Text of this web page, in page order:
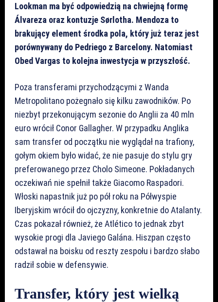
Lookman ma być odpowiedzią na chwiejną formę
Álvareza oraz kontuzje Sørlotha. Mendoza to
brakujący element środka pola, który już teraz jest
porównywany do Pedriego z Barcelony. Natomiast
Obed Vargas to kolejna inwestycja w przyszłość.
Poza transferami przychodzącymi z Wanda
Metropolitano pożegnało się kilku zawodników. Po
niezbyt przekonującym sezonie do Anglii za 40 mln
euro wrócił Conor Gallagher. W przypadku Anglika
sam transfer od początku nie wyglądał na trafiony,
gołym okiem było widać, że nie pasuje do stylu gry
preferowanego przez Cholo Simeone. Pokładanych
oczekiwań nie spełnił także Giacomo Raspadori.
Włoski napastnik już po pół roku na Półwyspie
Iberyjskim wrócił do ojczyzny, konkretnie do Atalanty.
Czas pokazał również, że Atlético to jednak zbyt
wysokie progi dla Javiego Galána. Hiszpan często
odstawał na boisku od reszty zespołu i bardzo słabo
radził sobie w defensywie.
Transfer, który jest wielką